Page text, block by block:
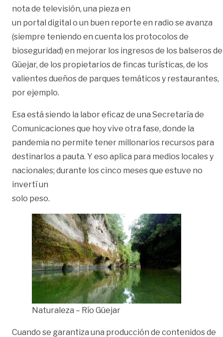
nota de televisión, una pieza en
un portal digital o un buen reporte en radio se avanza
(siempre teniendo en cuenta los protocolos de
bioseguridad) en mejorar los ingresos de los balseros
Güejar, de los propietarios de fincas turísticas, de los
valientes dueños de parques temáticos y restaurantes,
por ejemplo.
Esa está siendo la labor eficaz de una Secretaría de
Comunicaciones que hoy vive otra fase, donde la
pandemia no permite tener millonarios recursos para
destinarlos a pauta. Y eso aplica para medios locales y
nacionales; durante los cinco meses que estuve no
invertí un
solo peso.
Naturaleza – Río Güejar
Cuando se garantiza una producción de contenidos de